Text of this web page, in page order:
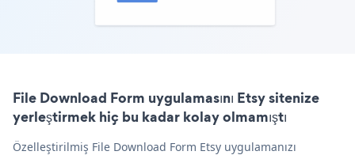
File Download Form uygulamasını Etsy sitenize
yerleştirmek hiç bu kadar kolay olmamıştı
Özelleştirilmiş File Download Form Etsy uygulamanızı